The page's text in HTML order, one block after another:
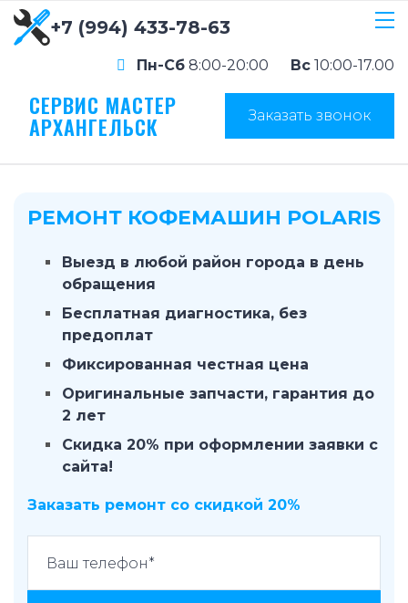
+7 (994) 433-78-63
Пн-Сб 8:00-20:00 Вс 10:00-17.00
СЕРВИС МАСТЕР
АРХАНГЕЛЬСК Заказать звонок
РЕМОНТ КОФЕМАШИН POLARIS
Выезд в любой район города в день
обращения
Бесплатная диагностика, без
предоплат
Фиксированная честная цена
Оригинальные запчасти, гарантия до
2 лет
Скидка 20% при оформлении заявки с
сайта!
Заказать ремонт со скидкой 20%